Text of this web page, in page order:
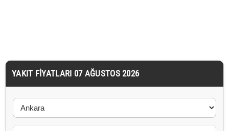
YAKIT FIYATLARI 07 AĞUSTOS 2026